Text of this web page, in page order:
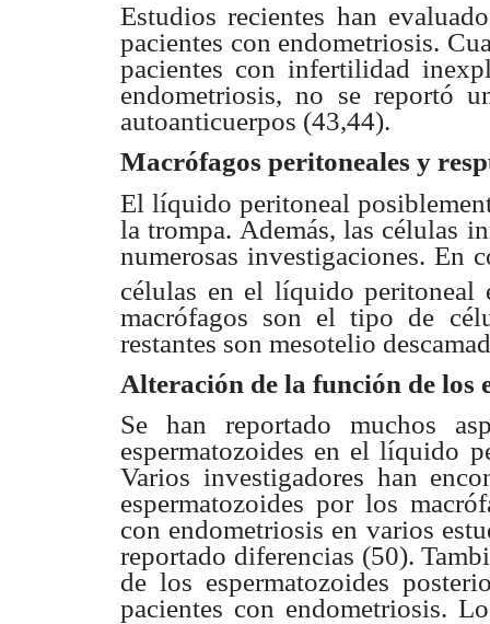
Estudios recientes han
pacientes con endometriosis.
pacientes con infertilidad
endometriosis, no se reportó
autoanticuerpos (43,44).
Macrófagos peritoneales y
El líquido peritoneal
la trompa. Además, las células
numerosas investigaciones. En
células en el líquidoperitoneal
macrófagos son el tipo de
restantes son mesotelio
Alteración de la función de los
Se han reportado muchos
espermatozoides en el líquido
Varios investigadores han
espermatozoides por los
con endometriosis en varios
reportado diferencias (50).
delos espermatozoides
pacientes con endometriosis.